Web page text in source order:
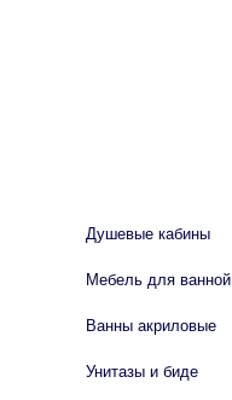
Душевые кабины
Мебель для ванной
Ванны акриловые
Унитазы и биде